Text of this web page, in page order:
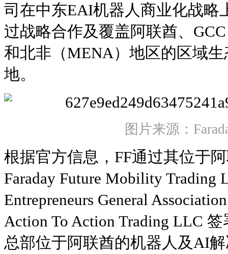
司在中东EAI机器人商业化战略
过战略合作及覆盖阿联酋、
和北非（MENA）地区的区域
地。
图片来源：
根据官方信息，FF通过其位于
Faraday Future Mobility Trading
Entrepreneurs General
Action To Action Trading LLC
总部位于阿联酋的机器人及AI